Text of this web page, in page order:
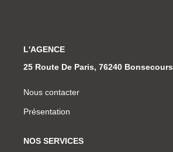
L'AGENCE
25 Route De Paris, 76240 Bonsecours
Nous contacter
Présentation
NOS SERVICES